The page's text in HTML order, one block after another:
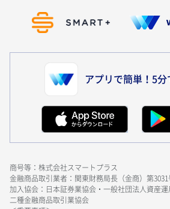
アプリで簡単！5分
商号等：株式会社スマートプラス
金融商品取引業者：関東財務局長（金商）第3031
加入協会：日本証券業協会・一般社団法人資産
二種金融商品取引業協会